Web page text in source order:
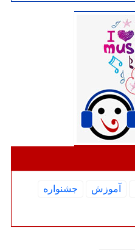
آموزش
جشنواره